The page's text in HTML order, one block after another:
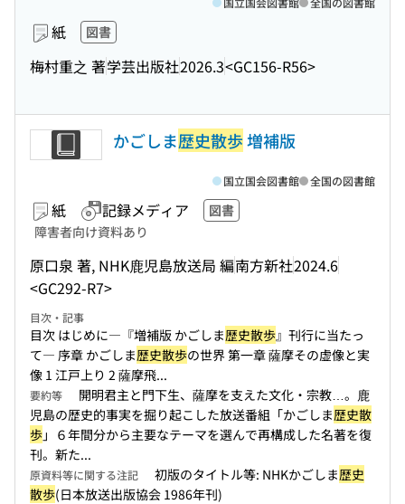
紙 図書
梅村重之 著学芸出版社2026.3<GC156-R56>
かごしま歴史散歩増補版
紙 記録メディア
図書
障害者向け資料あり
原口泉 著, NHK鹿児島放送局 編南方新社2024.6
<GC292-R7>
国立国会図書館 全国の図書館
目次・記事
目次 はじめに―『増補版 かごしま歴史散歩』刊行に当たっ
て― 序章 かごしま歴史散歩の世界 第一章 薩摩その虚像と実
像 1 江戸上り 2 薩摩飛...
要約等
開明君主と門下生、薩摩を支えた文化・宗教…。鹿
児島の歴史的事実を掘り起こした放送番組「かごしま歴史散
歩」６年間分から主要なテーマを選んで再構成した名著を復
刊。新た...
原資料等に関する注記 初版のタイトル等: NHKかごしま歴史
散歩(日本放送出版協会 1986年刊)